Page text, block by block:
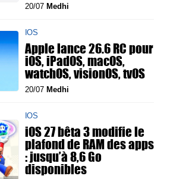
20/07 Medhi
IOS
Apple lance 26.6 RC pour
iOS, iPadOS, macOS,
watchOS, visionOS, tvOS
20/07 Medhi
IOS
iOS 27 bêta 3 modifie le
plafond de RAM des apps
: jusqu’à 8,6 Go
disponibles